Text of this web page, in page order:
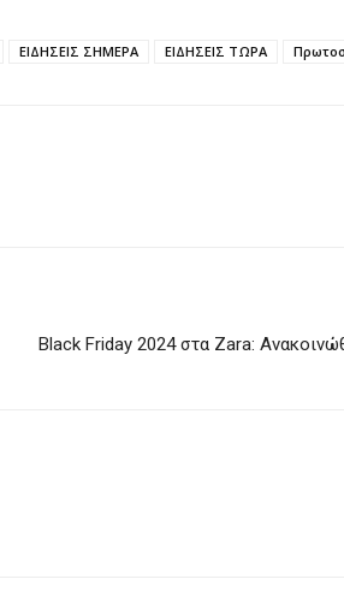
ΕΙΔΗΣΕΙΣ ΣΗΜΕΡΑ ΕΙΔΗΣΕΙΣ ΤΩΡΑ
Black Friday 2024 στα Zara: